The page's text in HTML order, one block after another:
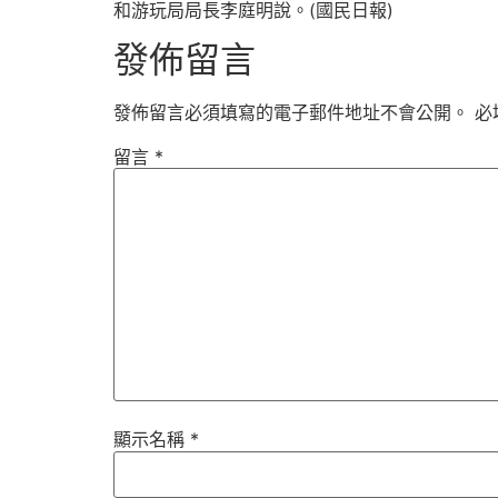
和游玩局局長李庭明說。(國民日報)
發佈留言
發佈留言必須填寫的電子郵件地址不會公開。 必
留言 *
顯示名稱 *